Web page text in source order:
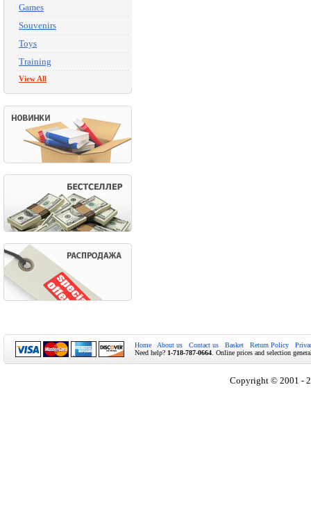
Games
Souvenirs
Toys
Training
View All
Home About us Contact us Basket Return Policy
Need help? 1-718-787-0664 . Online prices and selection
Copyright © 2001 -